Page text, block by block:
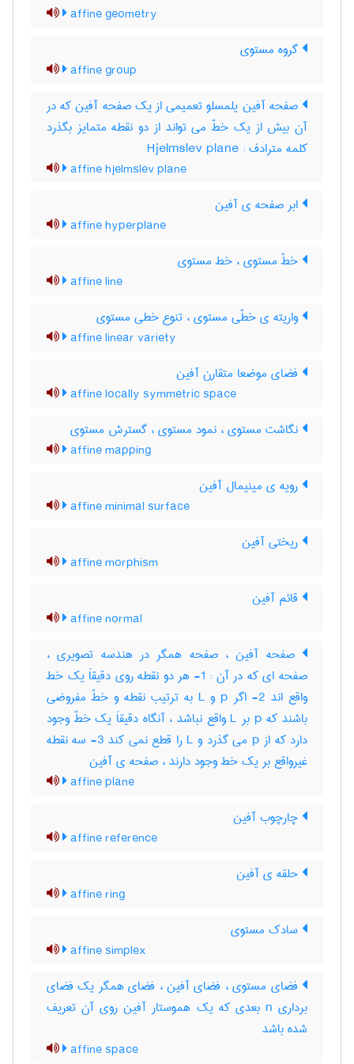
affine geometry
گروه مستوی
affine group
صفحه آفین یلمسلو تعمیمی از یک صفحه آفین که در
آن بیش از یک خطّ می تواند از دو نقطه متمایز بگذرد
کلمه مترادف : Hjelmslev plane
affine hjelmslev plane
ابر صفحه ی آفین
affine hyperplane
خطّ مستوی ، خط مستوی
affine line
واریته ی خطّی مستوی ، تنوع خطی مستوی
affine linear variety
فضای موضعا متقارن آفین
affine locally symmetric space
نگاشت مستوی ، نمود مستوی ، گسترش مستوی
affine mapping
رویه ی مینیمال آفین
affine minimal surface
ریختی آفین
affine morphism
قائم آفین
affine normal
صفحه آفین ، صفحه همگر در هندسه تصویری ،
صفحه ای که در آن : 1- هر دو نقطه روی دقیقاَ یک خط
واقع اند 2- اگر p و L به ترتیب نقطه و خطّ مفروضی
باشند که p بر L واقع نباشد ، آنگاه دقیقاَ یک خطّ وجود
دارد که از p می گذرد و L را قطع نمی کند 3- سه نقطه
غیرواقع بر یک خط وجود دارند ، صفحه ی آفین
affine plane
چارچوب آفین
affine reference
حلقه ی آفین
affine ring
سادک مستوی
affine simplex
فضای مستوی ، فضای آفین ، فضای همگر یک فضای
برداری n بعدی که یک هموستار آفین روی آن تعریف
شده باشد
affine space